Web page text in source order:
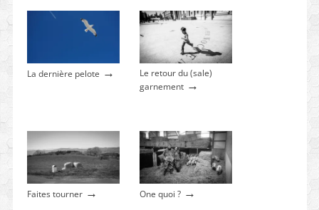
La dernière pelote →
Le retour du (sale)
garnement→
Faites tourner→ One quoi ?→